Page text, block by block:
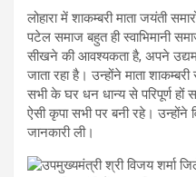
लोहारा में शाकम्बरी माता जयंती
पटेल समाज बहुत ही स्वाभिमानी
सीखने की आवश्यकता है, अपने उद्यम
जाता रहा है। उन्होंने माता
सभी के घर धन धान्य से परिपूर्ण
ऐसी कृपा सभी पर बनी रहे। उन्होंने
जानकारी ली।